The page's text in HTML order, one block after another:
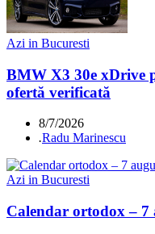
Azi in Bucuresti
BMW X3 30e xDrive
ofertă verificată
8/7/2026
.Radu Marinescu
Azi in Bucuresti
Calendar ortodox – 7